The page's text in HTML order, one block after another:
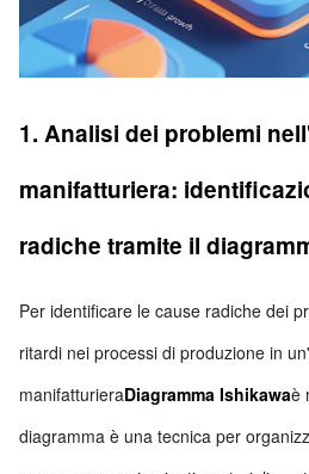
1. Analisi dei problemi
manifatturiera:
radiche tramite il
Per identificare le cause radiche dei
ritardi nei processi di produzione in
manifatturieraDiagramma Ishikawaè
diagramma è una tecnica per